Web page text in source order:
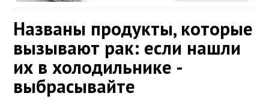
Названы продукты, которые
вызывают рак: если нашли
их в холодильнике -
выбрасывайте